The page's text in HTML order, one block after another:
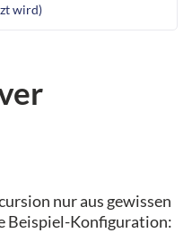
wird)
nur aus gewissen
Beispiel-Konfiguration: